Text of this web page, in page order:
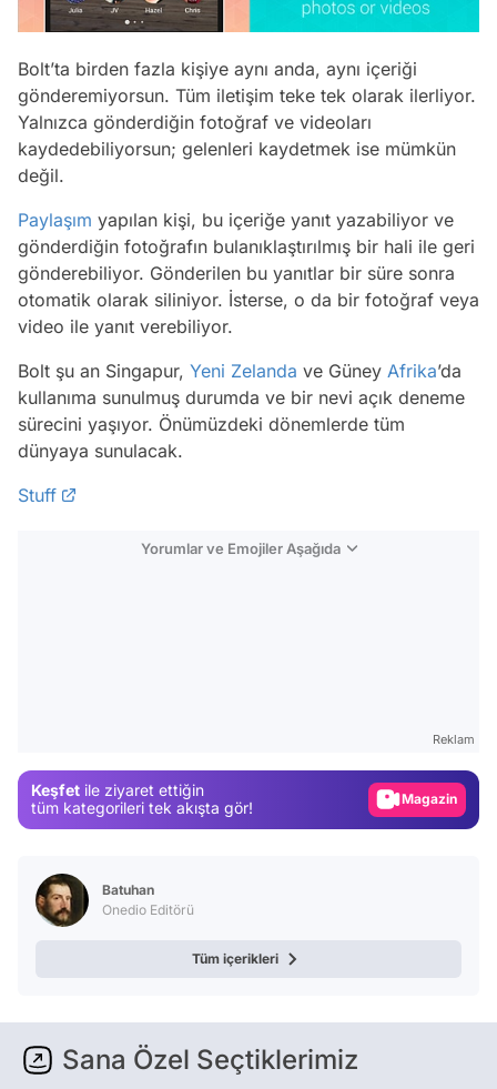
Bolt’ta birden fazla kişiye aynı anda, aynı içeriği
gönderemiyorsun. Tüm iletişim teke tek olarak ilerliyor.
Yalnızca gönderdiğin fotoğraf ve videoları
kaydedebiliyorsun; gelenleri kaydetmek ise mümkün
değil.
Paylaşım yapılan kişi, bu içeriğe yanıt yazabiliyor ve
gönderdiğin fotoğrafın bulanıklaştırılmış bir hali ile geri
gönderebiliyor. Gönderilen bu yanıtlar bir süre sonra
otomatik olarak siliniyor. İsterse, o da bir fotoğraf veya
video ile yanıt verebiliyor.
Bolt şu an Singapur, Yeni Zelanda ve Güney Afrika’da
kullanıma sunulmuş durumda ve bir nevi açık deneme
sürecini yaşıyor. Önümüzdeki dönemlerde tüm
dünyaya sunulacak.
Stuff
Yorumlar ve Emojiler Aşağıda
Reklam
Keşfet ile ziyaret ettiğin
tüm kategorileri tek akışta gör!
Magazin
Batuhan
Onedio Editörü
Tüm içerikleri
Sana Özel Seçtiklerimiz